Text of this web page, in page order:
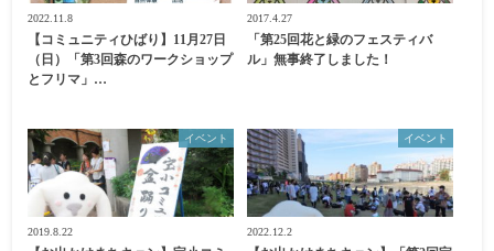
2022.11.8
【コミュニティひばり】11月27日
（日）「第3回森のワークショップ
とフリマ」…
2017.4.27
「第25回花と緑のフェスティバ
ル」無事終了しました！
イベント
2019.8.22
イベント
2022.12.2